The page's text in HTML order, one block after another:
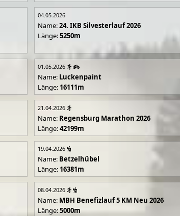
04.05.2026
Name:24. IKB Silvesterlauf 2026
Länge:5250m
01.05.2026
Name: Luckenpaint
Länge: 16111m
21.04.2026
Name: Regensburg Marathon 2026
Länge:42199m
19.04.2026
Name: Betzelhübel
Länge: 16381m
08.04.2026
Name: MBH Benefizlauf 5 KM Neu 2026
Länge:5000m